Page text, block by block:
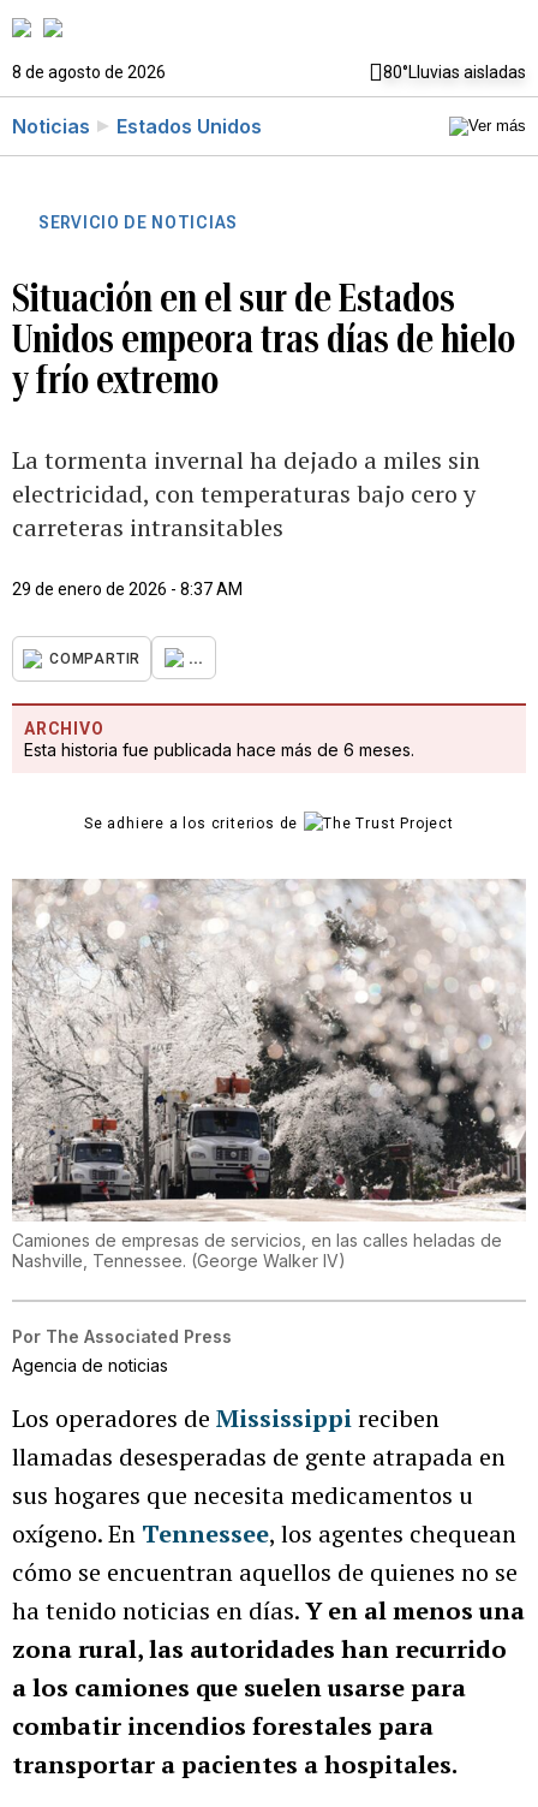
8 de agosto de 2026 80°Lluvias aisladas
Noticias Estados Unidos
SERVICIO DE NOTICIAS
Situación en el sur de Estados
Unidos empeora tras días de hielo
y frío extremo
La tormenta invernal ha dejado a miles sin
electricidad, con temperaturas bajo cero y
carreteras intransitables
29 de enero de 2026 - 8:37 AM
COMPARTIR ...
ARCHIVO
Esta historia fue publicada hace más de 6 meses.
Se adhiere a los criterios de
Camiones de empresas de servicios, en las calles heladas de
Nashville, Tennessee. (George Walker IV)
Por The Associated Press
Agencia de noticias
Los operadores de Mississippireciben
llamadas desesperadas de gente atrapada en
sus hogares que necesita medicamentos u
oxígeno. En Tennessee, los agentes chequean
cómo se encuentran aquellos de quienes no se
ha tenido noticias en días.Y en al menos una
zona rural, las autoridades han recurrido
a los camiones que suelen usarse para
combatir incendios forestales para
transportar a pacientes a hospitales.